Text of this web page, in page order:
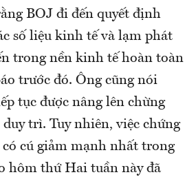
BOJ đi đến quyết định
số liệu kinh tế và lạm phát
trong nền kinh tế hoàn toàn
trước đó. Ông cũng nói
tục được nâng lên chừng
trì. Tuy nhiên, việc chứng
cú giảm mạnh nhất trong
hôm thứ Hai tuần này đã